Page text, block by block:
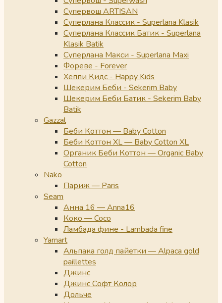
Супервош ARTISAN
Суперлана Классик - Superlana Klasik
Суперлана Классик Батик - Superlana
Klasik Batik
Суперлана Макси - Superlana Maxi
Фореве - Forever
Хеппи Кидс - Happy Kids
Шекерим Беби - Sekerim Baby
Шекерим Беби Батик - Sekerim Baby
Batik
Gazzal
Беби Коттон — Baby Cotton
Беби Коттон XL — Baby Cotton XL
Органик Беби Коттон — Organic Baby
Cotton
Nako
Париж — Paris
Seam
Анна 16 — Anna16
Коко — Coco
Ламбада фине - Lambada fine
Yarnart
Альпака голд пайетки — Alpaca gold
paillettes
Джинс
Джинс Софт Колор
Дольче